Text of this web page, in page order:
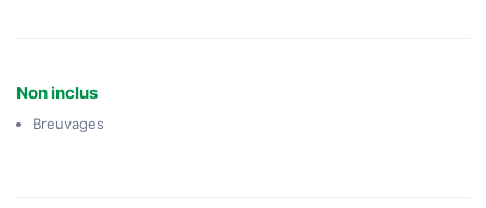
Non inclus
Breuvages